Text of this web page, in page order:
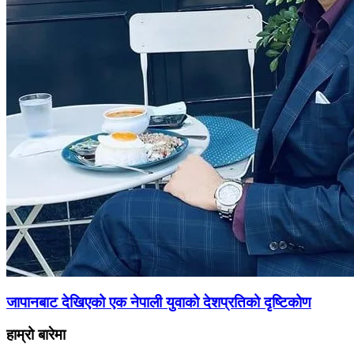
जापानबाट देखिएको एक नेपाली युवाको देशप्रतिको दृष्टिकोण
हाम्रो बारेमा